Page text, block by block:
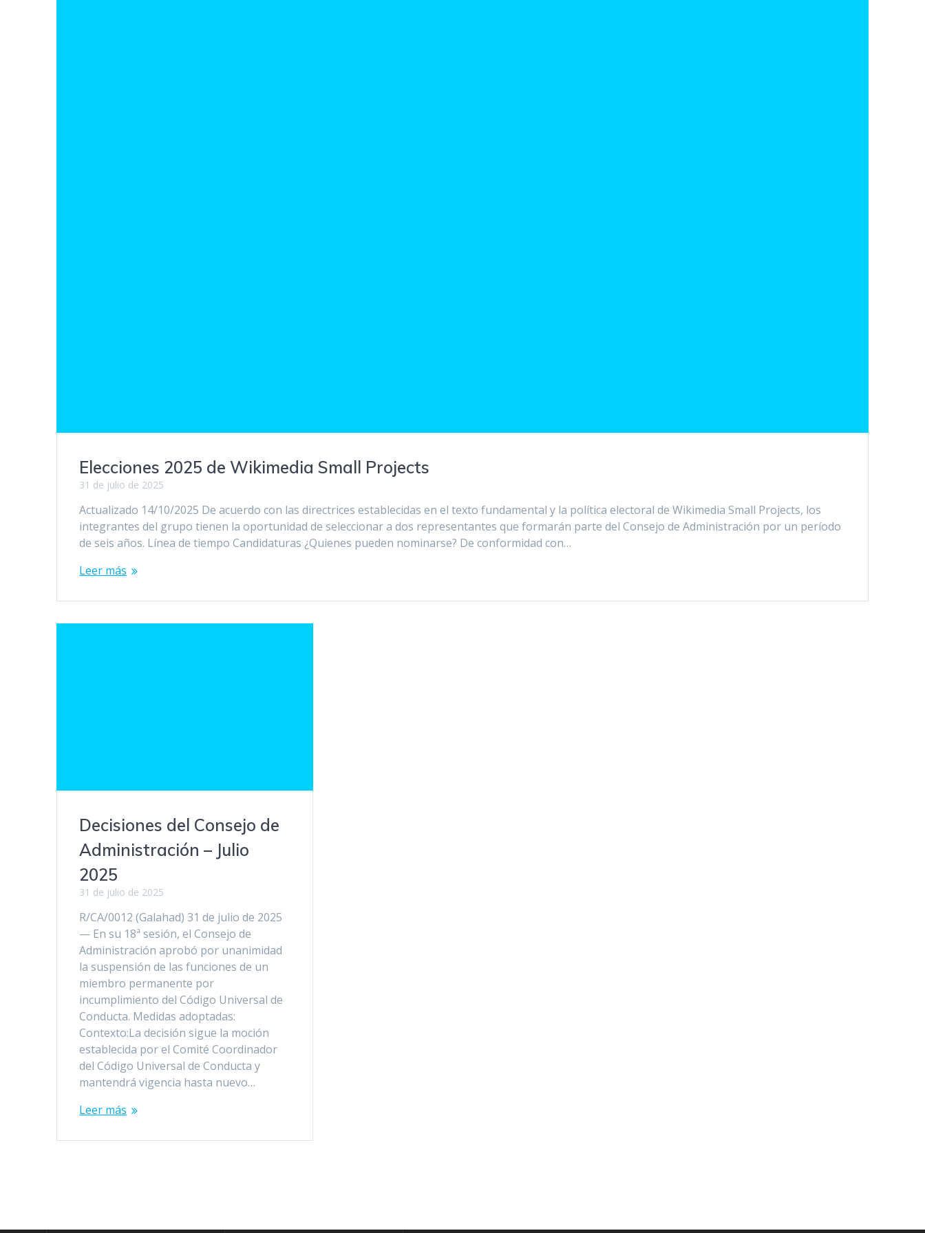
Elecciones 2025 de Wikimedia Small Projects
31 de julio de 2025
Actualizado 14/10/2025 De acuerdo con las directrices establecidas en el texto fundamental y la política electoral de Wikimedia Small Projects, los
integrantes del grupo tienen la oportunidad de seleccionar a dos representantes que formarán parte del Consejo de Administración por un período
de seis años. Línea de tiempo Candidaturas ¿Quienes pueden nominarse? De conformidad con…
Leer más
Decisiones del Consejo de
Administración – Julio
2025
31 de julio de 2025
R/CA/0012 (Galahad) 31 de julio de 2025
— En su 18ª sesión, el Consejo de
Administración aprobó por unanimidad
la suspensión de las funciones de un
miembro permanente por
incumplimiento del Código Universal de
Conducta. Medidas adoptadas:
Contexto:La decisión sigue la moción
establecida por el Comité Coordinador
del Código Universal de Conducta y
mantendrá vigencia hasta nuevo…
Leer más